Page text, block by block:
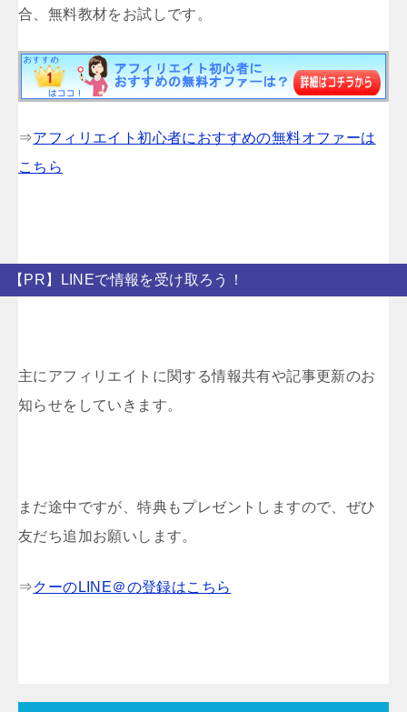
合、無料教材をお試しです。
⇒アフィリエイト初心者におすすめの無料オファーは
こちら
【PR】LINEで情報を受け取ろう！
主にアフィリエイトに関する情報共有や記事更新のお
知らせをしていきます。
まだ途中ですが、特典もプレゼントしますので、ぜひ
友だち追加お願いします。
⇒クーのLINE＠の登録はこちら